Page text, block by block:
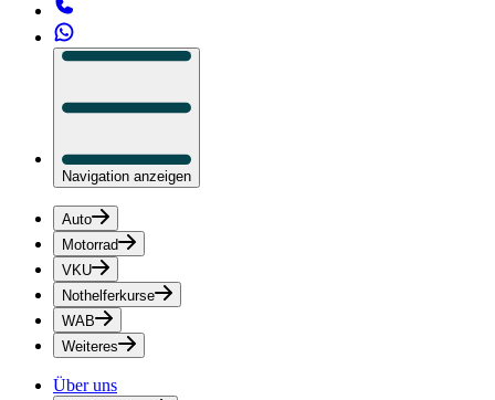
Navigation anzeigen
Auto
Motorrad
VKU
Nothelferkurse
WAB
Weiteres
Über uns